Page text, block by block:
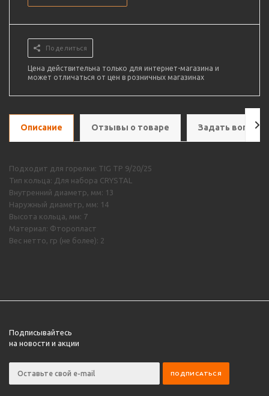
Поделиться
Цена действительна только для интернет-магазина и
может отличаться от цен в розничных магазинах
Описание Отзывы о товаре Задать вопрос
Подходит для горелки: TIG TP 9/20/25
Тип кольца: Для набора CRYSTAL
Внутренний диаметр, мм: 13
Наружный диаметр, мм: 14
Высота кольца, мм: 7
Материал: Фторопласт
Вес нетто, гр (не более): 2
Подписывайтесь
на новости и акции